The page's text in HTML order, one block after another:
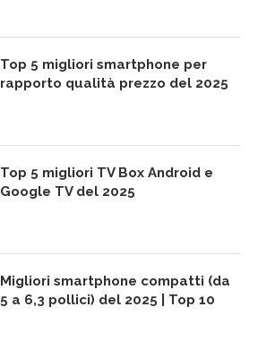
Top 5 migliori smartphone per
rapporto qualità prezzo del 2025
Top 5 migliori TV Box Android e
Google TV del 2025
Migliori smartphone compatti (da
5 a 6,3 pollici) del 2025 | Top 10